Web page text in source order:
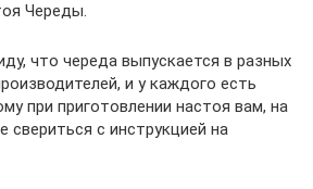
Череды.
что череда выпускается в разных
и у каждого есть
при приготовлении настоя вам, на
свериться с инструкцией на